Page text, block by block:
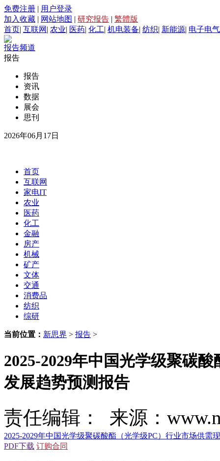
免费注册 | 用户登录
加入收藏 | 网站地图 | 研究报告 | 繁體版
首页| 互联网 | 农业| 医药| 化工| 机电装备| 纺织| 新能源| 电子电气
报告频道
报告
报告
资讯
数据
展会
思刊
2026年06月17日
首页
互联网
家电IT
农业
医药
化工
金融
房产
机械
矿产
文体
交通
消费品
纺织
综研
当前位置： 新思界 > 报告 >
2025-2029年中国光学级聚碳
发展趋势预测报告
责任编辑： 来源：
2025-2029年中国光学级聚碳酸酯（光学级PC）行业市场供需
PDF下载 订购合同